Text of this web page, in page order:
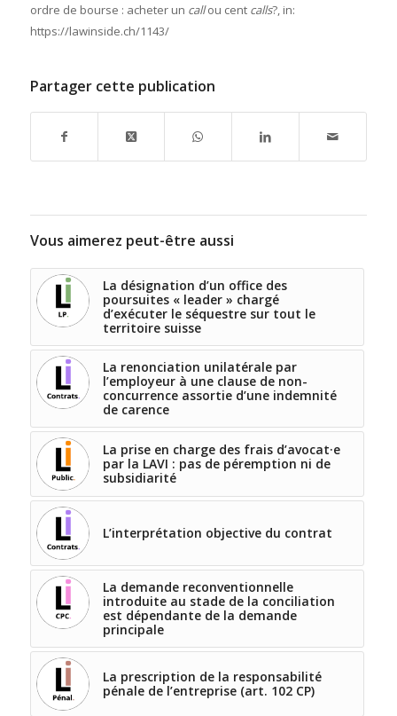
ordre de bourse : acheter un callou cent calls?, in:
https://lawinside.ch/1143/
Partager cette publication
Vous aimerez peut-être aussi
La désignation d’un office des
poursuites « leader » chargé
d’exécuter le séquestre sur tout le
territoire suisse
La renonciation unilatérale par
l’employeur à une clause de non-
concurrence assortie d’une indemnité
de carence
La prise en charge des frais d’avocat·e
par la LAVI : pas de péremption ni de
subsidiarité
L’interprétation objective du contrat
La demande reconventionnelle
introduite au stade de la conciliation
est dépendante de la demande
principale
La prescription de la responsabilité
pénale de l’entreprise (art. 102 CP)